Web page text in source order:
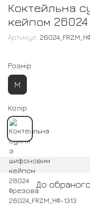
Коктейльна
кейпом
Артикул:
Розмір
M
Колір
До обраного